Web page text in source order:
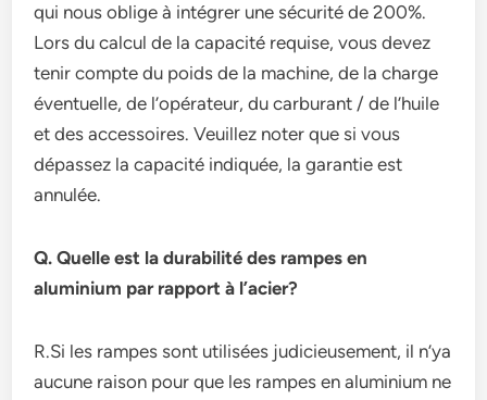
qui nous oblige à intégrer une sécurité de 200%.
Lors du calcul de la capacité requise, vous devez
tenir compte du poids de la machine, de la charge
éventuelle, de l’opérateur, du carburant / de l’huile
et des accessoires. Veuillez noter que si vous
dépassez la capacité indiquée, la garantie est
annulée.
Q. Quelle est la durabilité des rampes en
aluminium par rapport à l’acier?
R.Si les rampes sont utilisées judicieusement, il n’ya
aucune raison pour que les rampes en aluminium ne